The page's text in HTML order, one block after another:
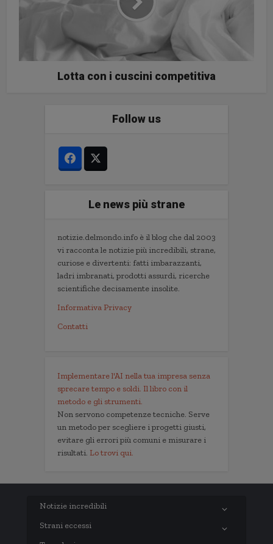
Lotta con i cuscini competitiva
Follow us
Le news più strane
notizie.delmondo.info è il blog che dal 2003
vi racconta le notizie più incredibili, strane,
curiose e divertenti: fatti imbarazzanti,
ladri imbranati, prodotti assurdi, ricerche
scientifiche decisamente insolite.
Informativa Privacy
Contatti
Implementare l'AI nella tua impresa senza
sprecare tempo e soldi. Il libro con il
metodo e gli strumenti.
Non servono competenze tecniche. Serve
un metodo per scegliere i progetti giusti,
evitare gli errori più comuni e misurare i
risultati. Lo trovi qui.
Notizie incredibili
Strani eccessi